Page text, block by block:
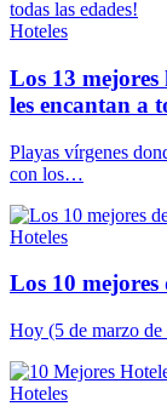
Hoteles
Los 13 mejores
les encantan a
Playas vírgenes
con los…
Hoteles
Los 10 mejores
Hoy (5 de marzo
Hoteles